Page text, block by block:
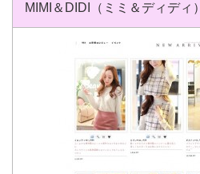
MIMI＆DIDI（ミミ＆ディディ）